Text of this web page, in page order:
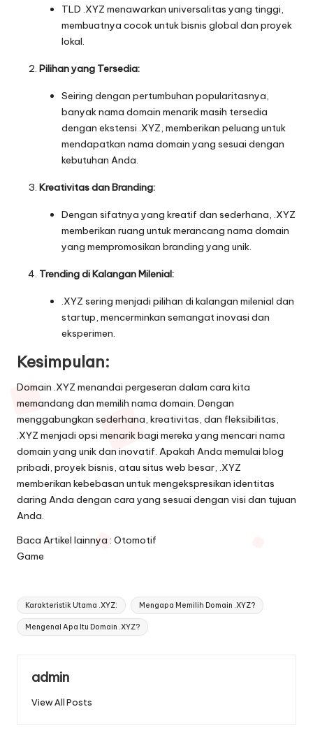
TLD .XYZ menawarkan universalitas yang tinggi,
membuatnya cocok untuk bisnis global dan proyek
lokal.
Pilihan yang Tersedia:
Seiring dengan pertumbuhan popularitasnya,
banyak nama domain menarik masih tersedia
dengan ekstensi .XYZ, memberikan peluang untuk
mendapatkan nama domain yang sesuai dengan
kebutuhan Anda.
Kreativitas dan Branding:
Dengan sifatnya yang kreatif dan sederhana, .XYZ
memberikan ruang untuk merancang nama domain
yang mempromosikan branding yang unik.
Trending di Kalangan Milenial:
.XYZ sering menjadi pilihan di kalangan milenial dan
startup, mencerminkan semangat inovasi dan
eksperimen.
Kesimpulan:
Domain .XYZ menandai pergeseran dalam cara kita
memandang dan memilih nama domain. Dengan
menggabungkan sederhana, kreativitas, dan fleksibilitas,
.XYZ menjadi opsi menarik bagi mereka yang mencari nama
domain yang unik dan inovatif. Apakah Anda memulai blog
pribadi, proyek bisnis, atau situs web besar, .XYZ
memberikan kebebasan untuk mengekspresikan identitas
daring Anda dengan cara yang sesuai dengan visi dan tujuan
Anda.
Baca Artikel lainnya : Otomotif
Game
Tags:
Karakteristik Utama .XYZ: Mengapa Memilih Domain .XYZ?
Mengenal Apa Itu Domain .XYZ?
admin
View All Posts